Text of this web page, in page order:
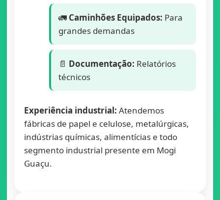
🚛 Caminhões Equipados: Para
grandes demandas
📄 Documentação: Relatórios
técnicos
Experiência industrial: Atendemos
fábricas de papel e celulose, metalúrgicas,
indústrias químicas, alimentícias e todo
segmento industrial presente em Mogi
Guaçu.